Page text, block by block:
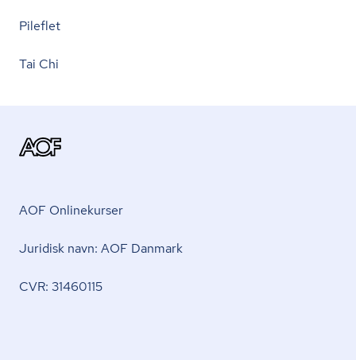
Pileflet
Tai Chi
AOF Onlinekurser
Juridisk navn: AOF Danmark
CVR: 31460115